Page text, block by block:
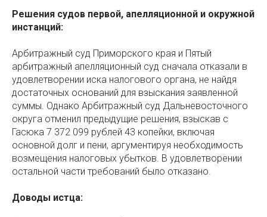
Решения судов первой, апелляционной и окружной
инстанций:
Арбитражный суд Приморского края и Пятый
арбитражный апелляционный суд сначала отказали в
удовлетворении иска налогового органа, не найдя
достаточных оснований для взыскания заявленной
суммы. Однако Арбитражный суд Дальневосточного
округа отменил предыдущие решения, взыскав с
Гасюка 7 372 099 рублей 43 копейки, включая
основной долг и пени, аргументируя необходимость
возмещения налоговых убытков. В удовлетворении
остальной части требований было отказано.
Доводы истца: